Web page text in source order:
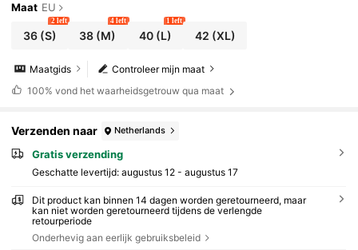
Maat EU
36(S)
2 left
38 (M)
4 left
40(L)
1 left
42 (XL)
Controleer mijn maat
Maatgids
100% vond het waarheidsgetrouw qua maat
Verzenden naar Netherlands
Gratis verzending
Geschatte levertijd: augustus 12 - augustus 17
Dit product kan binnen 14 dagen worden geretourneerd, maar
kan niet worden geretourneerd tijdens de verlengde
retourperiode
Onderhevig aan eerlijk gebruiksbeleid